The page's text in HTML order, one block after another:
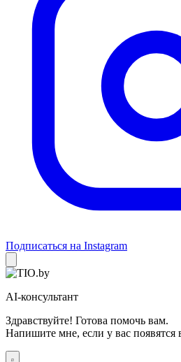
Подписаться на Instagram
AI-консультант
Здравствуйте! Готова помочь вам.
Напишите мне, если у вас появятся